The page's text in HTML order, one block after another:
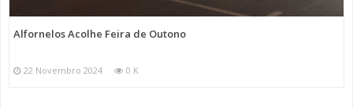
Alfornelos Acolhe Feira de Outono
22 Novembro 2024 0 K